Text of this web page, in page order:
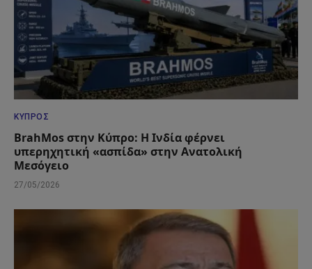
ΚΎΠΡΟΣ
BrahMos στην Κύπρο: Η Ινδία φέρνει
υπερηχητική «ασπίδα» στην Ανατολική
Μεσόγειο
27/05/2026